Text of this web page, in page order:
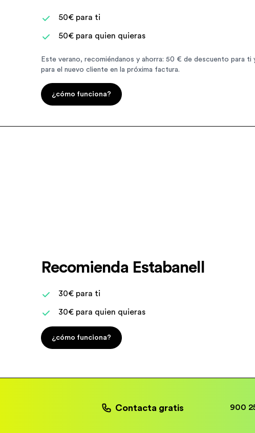
50€ para ti
50€ para quien quieras
Este verano, recomiéndanos y ahorra: 50 € de descuento para ti
para el nuevo cliente en la próxima factura.
¿cómo funciona?
Recomienda Estabanell
30€ para ti
30€ para quien quieras
¿cómo funciona?
Contacta gratis 900